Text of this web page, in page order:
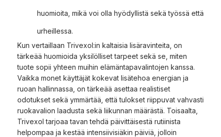
huomioita, mikä voi olla hyödyllistä sekä työssä että
urheillessa.
Kun vertaillaan Trivexol:in kaltaisia lisäravinteita, on
tärkeää huomioida yksilölliset tarpeet sekä se, miten
tuote sopii yhteen muihin elämäntapavalintojen kanssa.
Vaikka monet käyttäjät kokevat lisätehoa energian ja
ruoan hallinnassa, on tärkeää asettaa realistiset
odotukset sekä ymmärtää, että tulokset riippuvat vahvasti
ruokavalion laadusta sekä liikunnan määrästä. Toisaalta,
Trivexol tarjoaa tavan tehdä päivittäisestä rutiinista
helpompaa ja kestää intensiivisiäkin päiviä, jolloin